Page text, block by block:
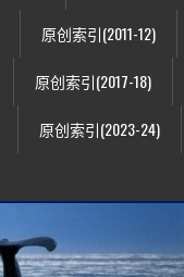
原创索引(2011-12)
原创索引(2017-18)
原创索引(2023-24)